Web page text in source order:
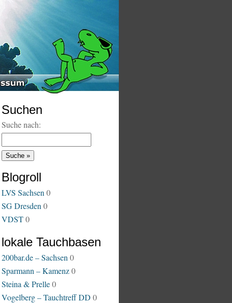
Suchen
Suche nach:
Blogroll
LVS Sachsen 0
SG Dresden 0
VDST0
lokale Tauchbasen
200bar.de – Sachsen 0
Sparmann – Kamenz0
Steina & Prelle0
Vogelberg – Tauchtreff DD 0